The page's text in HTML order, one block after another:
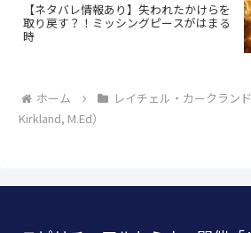
【ネタバレ情報あり】失われたかけらを
取り戻す？！ミッシングピースがはまる
時
ホーム
レイチェル・カークラン
Kirkland, M.Ed）